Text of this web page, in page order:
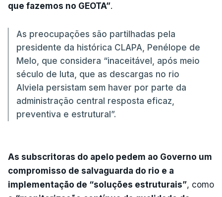
que fazemos no GEOTA”.
As preocupações são partilhadas pela
presidente da histórica CLAPA, Penélope de
Melo, que considera “inaceitável, após meio
século de luta, que as descargas no rio
Alviela persistam sem haver por parte da
administração central resposta eficaz,
preventiva e estrutural”.
As subscritoras do apelo pedem ao Governo um
compromisso de salvaguarda do rio e a
implementação de “soluções estruturais”, como